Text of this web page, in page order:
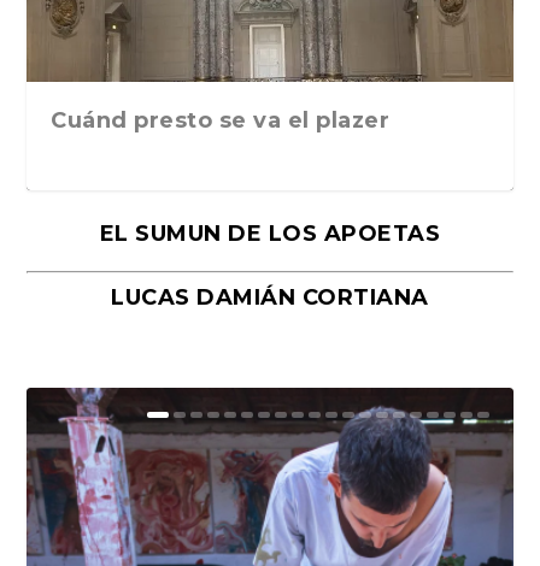
Cuánd presto se va el plazer
Moral, de Lyra Ekström Lindbäck.
Traducción de Car...
Revolución, de Hugo Gonçalves.
Libros del Asteroid...
«La música ha sido el gran amor de
mi vida». Esthe...
«El barman del Ritz», de Philippe
Collin. Traducci...
Mañanas de editorial, noches de
Bocaccio
EL SUMUN DE LOS APOETAS
LUCAS DAMIÁN CORTIANA